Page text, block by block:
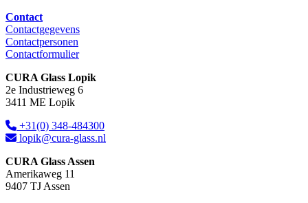
Contact
Contactgegevens
Contactpersonen
Contactformulier
CURA Glass Lopik
2e Industrieweg 6
3411 ME Lopik
+31(0) 348-484300
lopik@cura-glass.nl
CURA Glass Assen
Amerikaweg 11
9407 TJ Assen